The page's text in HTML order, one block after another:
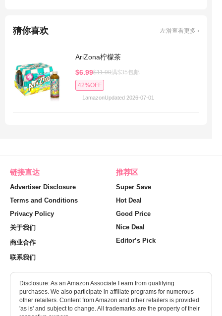
猜你喜欢 左滑查看更多 ›
AriZona柠檬茶
$6.99$11.90满$35包邮
42%OFF
1amazonUpdated 2026-07-01
链接直达
Advertiser Disclosure
Terms and Conditions
Privacy Policy
关于我们
商业合作
联系我们
推荐区
Super Save
Hot Deal
Good Price
Nice Deal
Editor’s Pick
Disclosure: As an Amazon Associate I earn from qualifying
purchases. We also participate in affiliate programs for numerous
other retailers. Content from Amazon and other retailers is provided
'as is' and subject to change. All trademarks are the property of their